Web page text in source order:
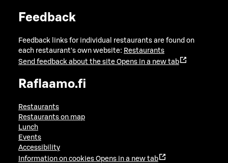
Feedback
Feedback links for individual restaurants are found on
each restaurant's own website: Restaurants
Send feedback about the site Opens in a new tab
Raflaamo.fi
Restaurants
Restaurants on map
Lunch
Events
Accessibility
Information on cookies Opens in a new tab